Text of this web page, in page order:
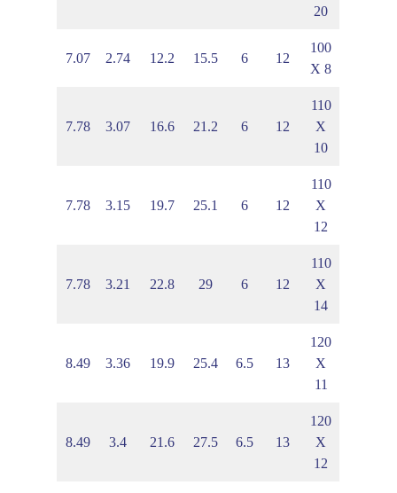
20
100
X 8
12
6
15.5
12.2
2.74
7.07
110
X
10
12
6
21.2
16.6
3.07
7.78
110
X
12
12
6
25.1
19.7
3.15
7.78
110
X
14
12
6
29
22.8
3.21
7.78
120
X
11
13
6.5
25.4
19.9
3.36
8.49
120
X
12
13
6.5
27.5
21.6
3.4
8.49